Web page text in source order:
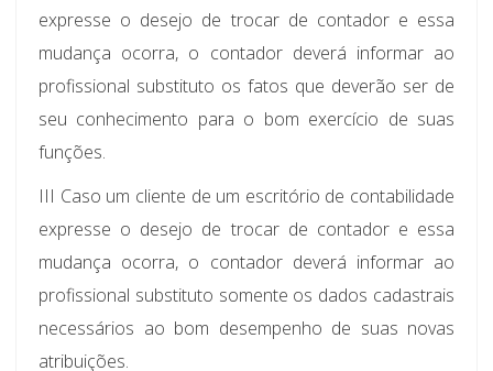
expresse o desejo de trocar de contador e essa
mudança ocorra, o contador deverá informar ao
profissional substituto os fatos que deverão ser de
seu conhecimento para o bom exercício de suas
funções.
III Caso um cliente de um escritório de contabilidade
expresse o desejo de trocar de contador e essa
mudança ocorra, o contador deverá informar ao
profissional substituto somente os dados cadastrais
necessários ao bom desempenho de suas novas
atribuições.